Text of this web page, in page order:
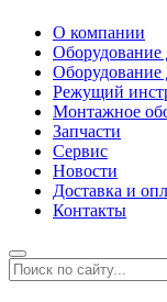
О компании
Режущий
Монтажное
Запчасти
Сервис
Новости
Доставка и
Контакты